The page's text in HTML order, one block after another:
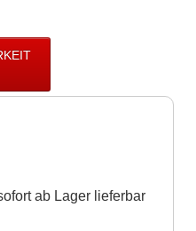
ab Lager lieferbar